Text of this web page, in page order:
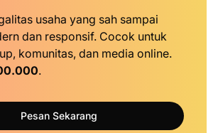
usaha yang sah sampai
dan responsif. Cocok untuk
komunitas, dan media online.
.
Pesan Sekarang